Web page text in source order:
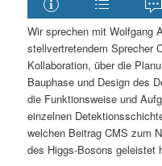
g
e
n
i
n
g
e
Wir sprechen mit Wolfgang
stellvertretendem Sprecher
Kollaboration, über die
Bauphase und Design des
die Funktionsweise und
einzelnen
welchen Beitrag CMS zum
des Higgs-Bosons geleistet